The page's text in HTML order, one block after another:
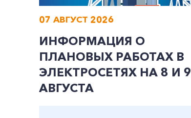
07 АВГУСТ 2026
ИНФОРМАЦИЯ О
ПЛАНОВЫХ РАБОТАХ В
ЭЛЕКТРОСЕТЯХ НА 8 И 9
АВГУСТА